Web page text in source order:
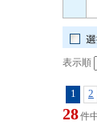
表示順
1 2
28件